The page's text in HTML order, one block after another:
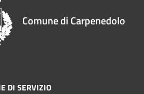
Comune di Carpenedolo
DI SERVIZIO